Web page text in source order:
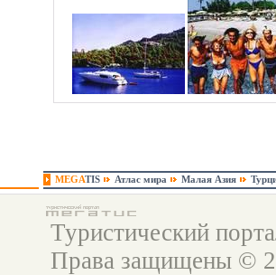
MEGATIS Атлас мира Малая Азия
Туристический
Права защищены ©